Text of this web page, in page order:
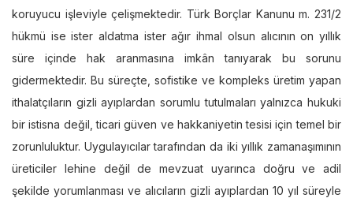
koruyucu işleviyle çelişmektedir. Türk Borçlar Kanunu m. 231/2
hükmü ise ister aldatma ister ağır ihmal olsun alıcının on yıllık
süre içinde hak aranmasına imkân tanıyarak bu sorunu
gidermektedir. Bu süreçte, sofistike ve kompleks üretim yapan
ithalatçıların gizli ayıplardan sorumlu tutulmaları yalnızca hukuki
bir istisna değil, ticari güven ve hakkaniyetin tesisi için temel bir
zorunluluktur. Uygulayıcılar tarafından da iki yıllık zamanaşımının
üreticiler lehine değil de mevzuat uyarınca doğru ve adil
şekilde yorumlanması ve alıcıların gizli ayıplardan 10 yıl süreyle